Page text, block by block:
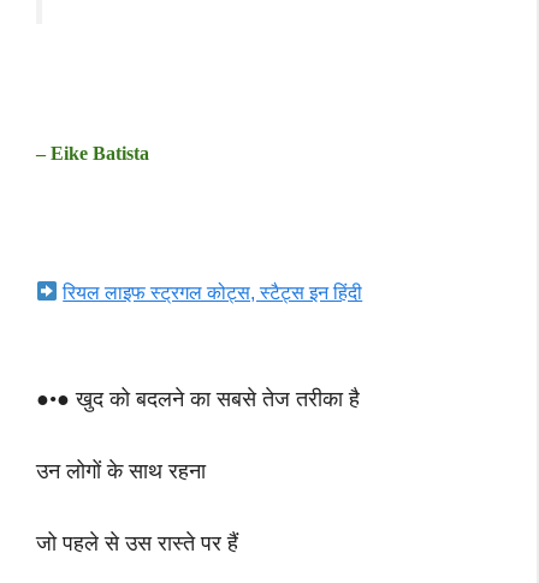
– Eike Batista
रियल लाइफ स्ट्रगल कोट्स, स्टैट्स इन हिंदी
●•● खुद को बदलने का सबसे तेज तरीका है
उन लोगों के साथ रहना
जो पहले से उस रास्ते पर हैं